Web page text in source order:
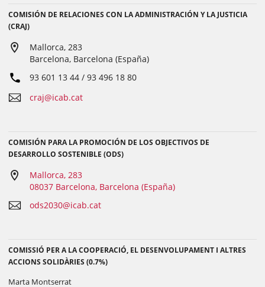
COMISIÓN DE RELACIONES CON LA ADMINISTRACIÓN Y LA JUSTICIA
(CRAJ)
Mallorca, 283
Barcelona, Barcelona (España)
93 601 13 44 / 93 496 18 80
craj@icab.cat
COMISIÓN PARA LA PROMOCIÓN DE LOS OBJECTIVOS DE
DESARROLLO SOSTENIBLE (ODS)
Mallorca, 283
08037 Barcelona, Barcelona (España)
ods2030@icab.cat
COMISSIÓ PER A LA COOPERACIÓ, EL DESENVOLUPAMENT I ALTRES
ACCIONS SOLIDÀRIES (0.7%)
Marta Montserrat